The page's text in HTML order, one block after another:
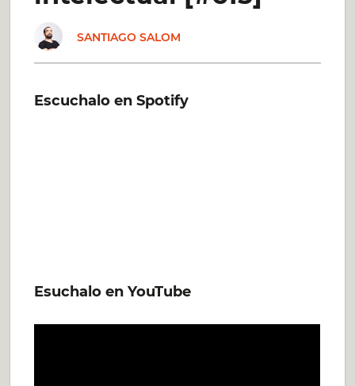
SANTIAGO SALOM
Escuchalo en Spotify
Esuchalo en YouTube